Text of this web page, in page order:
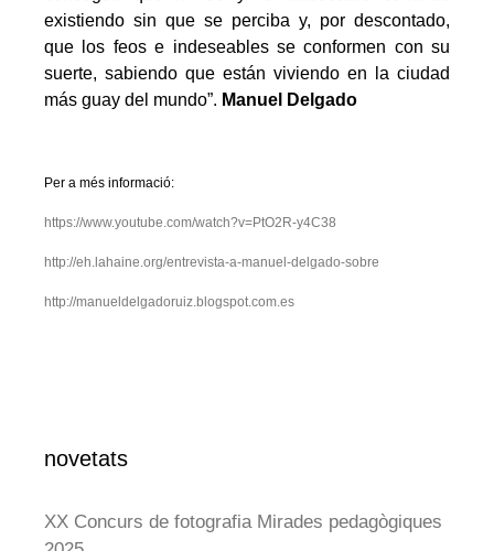
existiendo sin que se perciba y, por descontado,
que los feos e indeseables se conformen con su
suerte, sabiendo que están viviendo en la ciudad
más guay del mundo”. Manuel Delgado
Per a més informació:
https://www.youtube.com/watch?v=PtO2R-y4C38
http://eh.lahaine.org/entrevista-a-manuel-delgado-sobre
http://manueldelgadoruiz.blogspot.com.es
novetats
XX Concurs de fotografia Mirades pedagògiques